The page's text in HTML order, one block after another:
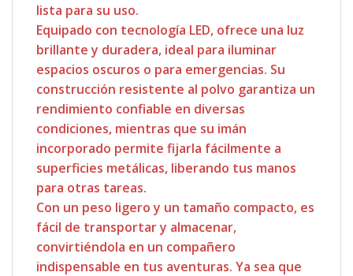
lista para su uso.
Equipado con tecnología LED, ofrece una luz
brillante y duradera, ideal para iluminar
espacios oscuros o para emergencias. Su
construcción resistente al polvo garantiza un
rendimiento confiable en diversas
condiciones, mientras que su imán
incorporado permite fijarla fácilmente a
superficies metálicas, liberando tus manos
para otras tareas.
Con un peso ligero y un tamaño compacto, es
fácil de transportar y almacenar,
convirtiéndola en un compañero
indispensable en tus aventuras. Ya sea que